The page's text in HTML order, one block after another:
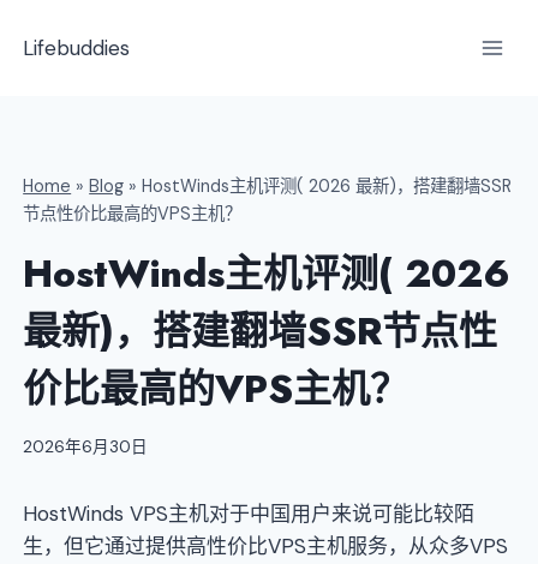
Lifebuddies
Home »Blog »HostWinds主机评测( 2026 最新)，搭建翻墙SSR
节点性价比最高的VPS主机？
HostWinds主机评测( 2026
最新)，搭建翻墙SSR节点性
价比最高的VPS主机？
2026年6月30日
HostWinds VPS主机对于中国用户来说可能比较陌
生，但它通过提供高性价比VPS主机服务，从众多VPS